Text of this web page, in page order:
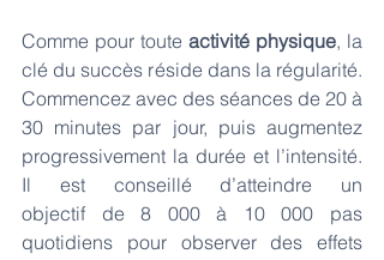
Comme pour toute activité physique, la
clé du succès réside dans la régularité.
Commencez avec des séances de 20 à
30 minutes par jour, puis augmentez
progressivement la durée et l’intensité.
Il est conseillé d’atteindre un
objectif de 8 000 à 10 000 pas
quotidiens pour observer des effets